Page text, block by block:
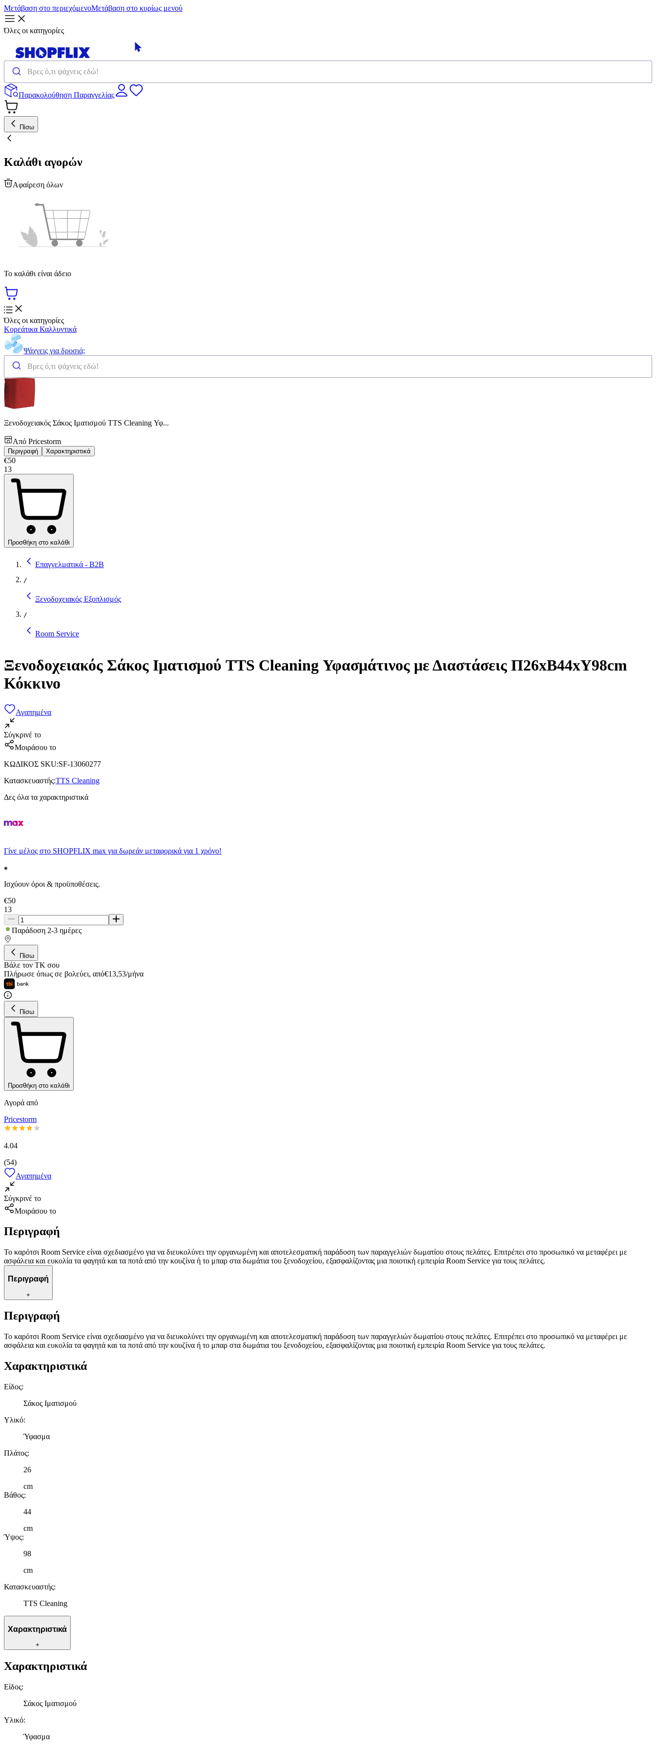
Μετάβαση στο περιεχόμενοΜετάβαση στο κυρίως μενού
Όλες οι κατηγορίες
Παρακολούθηση Παραγγελίας
Πίσω
Καλάθι αγορών
Αφαίρεση όλων
Το καλάθι είναι άδειο
Όλες οι κατηγορίες
Κορεάτικα Καλλυντικά
Ψάχνεις για δροσιά;
Ξενοδοχειακός Σάκος Ιματισμού TTS Cleaning Υφ...
Από Pricestorm
Περιγραφή Χαρακτηριστικά
€50
13
Προσθήκη στο καλάθι
Επαγγελματικά - B2B
/
Ξενοδοχειακός Εξοπλισμός
/
Room Service
Ξενοδοχειακός Σάκος Ιματισμού TTS Cleaning Υφασμάτινος με Διαστάσεις Π26xΒ44xΥ98cm
Κόκκινο
Αγαπημένα
Σύγκρινέ το
Μοιράσου το
ΚΩΔΙΚΟΣ SKU:SF-13060277
Κατασκευαστής:TTS Cleaning
Δες όλα τα χαρακτηριστικά
Γίνε μέλος στο SHOPFLIX max για δωρεάν μεταφορικά για 1 χρόνο!
Ισχύουν όροι & προϋποθέσεις.
€50
13
Παράδοση 2-3 ημέρες
Πίσω
Βάλε τον ΤΚ σου
Πλήρωσε όπως σε βολεύει, από€13,53/μήνα
Πίσω
Προσθήκη στο καλάθι
Αγορά από
Pricestorm
4.04
(54)
Αγαπημένα
Σύγκρινέ το
Μοιράσου το
Περιγραφή
Το καρότσι Room Service είναι σχεδιασμένο για να διευκολύνει την οργανωμένη και αποτελεσματική παράδοση των παραγγελιών δωματίου στους πελάτες. Επιτρέπει στο προσωπικό να μεταφέρει με
ασφάλεια και ευκολία τα φαγητά και τα ποτά από την κουζίνα ή το μπαρ στα δωμάτια του ξενοδοχείου, εξασφαλίζοντας μια ποιοτική εμπειρία Room Service για τους πελάτες.
Περιγραφή
+
Περιγραφή
Το καρότσι Room Service είναι σχεδιασμένο για να διευκολύνει την οργανωμένη και αποτελεσματική παράδοση των παραγγελιών δωματίου στους πελάτες. Επιτρέπει στο προσωπικό να μεταφέρει με
ασφάλεια και ευκολία τα φαγητά και τα ποτά από την κουζίνα ή το μπαρ στα δωμάτια του ξενοδοχείου, εξασφαλίζοντας μια ποιοτική εμπειρία Room Service για τους πελάτες.
Χαρακτηριστικά
Είδος:
Σάκος Ιματισμού
Υλικό:
Ύφασμα
Πλάτος:
26
cm
Βάθος:
44
cm
Ύψος:
98
cm
Κατασκευαστής:
TTS Cleaning
Χαρακτηριστικά
+
Χαρακτηριστικά
Είδος:
Σάκος Ιματισμού
Υλικό:
Ύφασμα